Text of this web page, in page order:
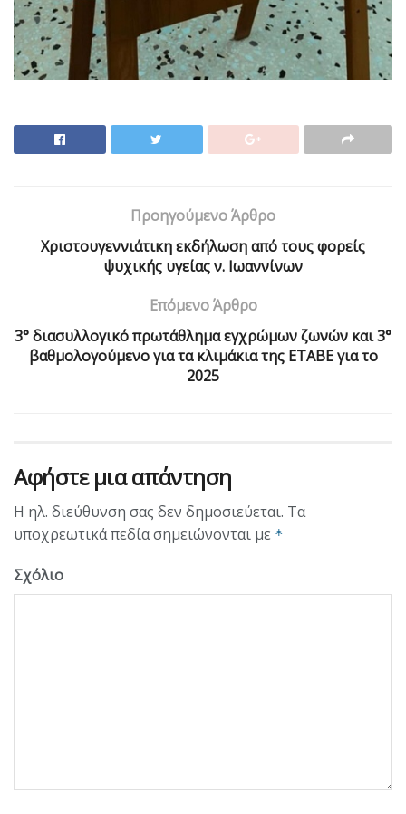
Προηγούμενο Άρθρο
Χριστουγεννιάτικη εκδήλωση από τους φορείς
ψυχικής υγείας ν. Ιωαννίνων
Επόμενο Άρθρο
3° διασυλλογικό πρωτάθλημα εγχρώμων ζωνών και 3°
βαθμολογούμενο για τα κλιμάκια της ΕΤΑΒΕ για το
2025
Αφήστε μια απάντηση
Η ηλ. διεύθυνση σας δεν δημοσιεύεται. Τα
υποχρεωτικά πεδία σημειώνονται με *
Σχόλιο